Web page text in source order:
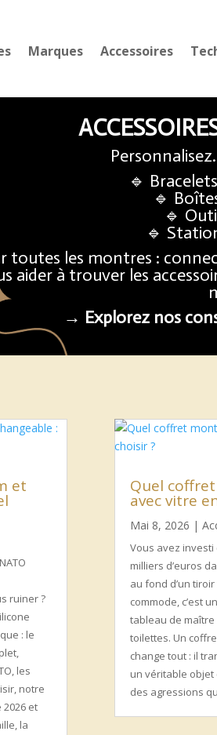
Marques Accessoires
🔹
🔹
🔹
🔹
toutes les montres :
aider à trouver les
→ Explorez nos
et
ruiner ?
: le
les
notre
et
la
Quel
avec vitre
Mai 8, 2026 |
Vous avez
milliers d’euros
au fond d’un
commode, c’est
tableau de
toilettes. Un
change tout : il
un véritable objet
des agressions